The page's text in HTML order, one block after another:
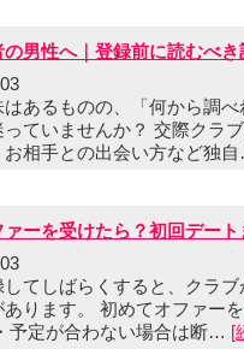
男性へ｜登録前に読むべき
あるものの、「何から調
っていませんか？ 交際クラ
お相手との出会い方など独
ーを受けたら？初回デー
てしばらくすると、クラ
ります。 初めてオファー
予定が合わない場合は断… [